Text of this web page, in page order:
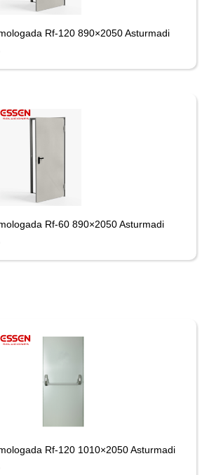
Rf-120 890×2050 Asturmadi
Rf-60 890×2050 Asturmadi
Rf-120 1010×2050 Asturmadi